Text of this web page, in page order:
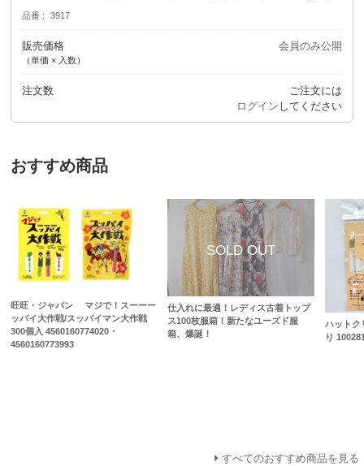
品番 3917
販売価格
（単価 × 入数）
会員のみ公開
注文数
ご注文には
ログイン してください
おすすめ商品
旺旺・ジャパン マジで！スーーー
ッパイ大作戦/スッパイマン大作戦
300個入 4560160774020・
4560160773993
仕入れに最適！レディス古着トップ
ス100枚服箱！新たなユーズド服
箱、爆誕！
ハット
り
すべてのおすすめ商品を見る